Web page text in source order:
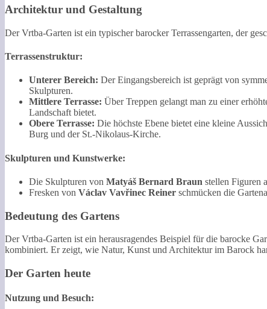
Architektur und Gestaltung
Der Vrtba-Garten ist ein typischer barocker Terrassengarten, der
Terrassenstruktur:
Unterer Bereich: Der Eingangsbereich ist geprägt von
Skulpturen.
Mittlere Terrasse: Über Treppen gelangt man zu einer
Landschaft bietet.
Obere Terrasse: Die höchste Ebene bietet eine kleine
Burg und der St.-Nikolaus-Kirche.
Skulpturen und Kunstwerke:
Die Skulpturen von Matyáš Bernard Braun stellen Figuren
Fresken von Václav Vavřinec Reiner schmücken die
Bedeutung des Gartens
Der Vrtba-Garten ist ein herausragendes Beispiel für die barocke
kombiniert. Er zeigt, wie Natur, Kunst und Architektur im Barock
Der Garten heute
Nutzung und Besuch: